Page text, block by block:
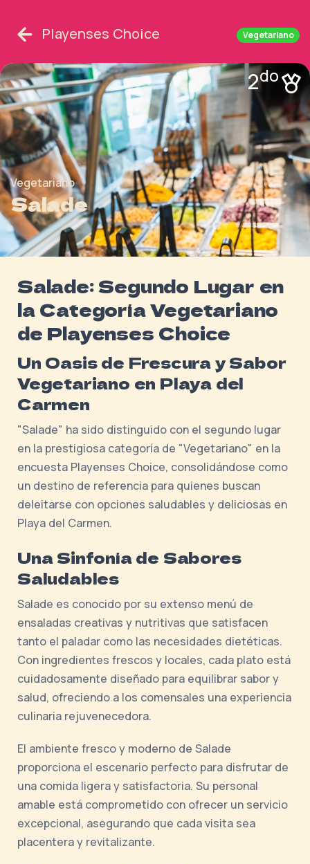
Playenses Choice Vegetariano
2do
Vegetariano
Salade
Salade: Segundo Lugar en
la Categoría Vegetariano
de Playenses Choice
Un Oasis de Frescura y Sabor
Vegetariano en Playa del
Carmen
"Salade" ha sido distinguido con el segundo lugar
en la prestigiosa categoría de "Vegetariano" en la
encuesta Playenses Choice, consolidándose como
un destino de referencia para quienes buscan
deleitarse con opciones saludables y deliciosas en
Playa del Carmen.
Una Sinfonía de Sabores
Saludables
Salade es conocido por su extenso menú de
ensaladas creativas y nutritivas que satisfacen
tanto el paladar como las necesidades dietéticas.
Con ingredientes frescos y locales, cada plato está
cuidadosamente diseñado para equilibrar sabor y
salud, ofreciendo a los comensales una experiencia
culinaria rejuvenecedora.
El ambiente fresco y moderno de Salade
proporciona el escenario perfecto para disfrutar de
una comida ligera y satisfactoria. Su personal
amable está comprometido con ofrecer un servicio
excepcional, asegurando que cada visita sea
placentera y revitalizante.